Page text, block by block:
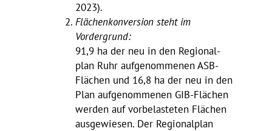
2023).
Flächen­kon­ver­sion steht im
Vordergrund:
91,9 ha der neu in den Regio­nal­
plan Ruhr aufge­nom­menen ASB-
Flächen und 16,8 ha der neu in den
Plan aufge­nom­menen GIB-Flächen
werden auf vorbe­las­teten Flächen
ausge­wiesen. Der Regio­nal­plan